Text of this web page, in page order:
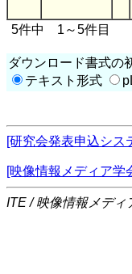
5件中 1～5件目
ダウンロード書式の
テキスト形式
[研究会発表申込シス
[映像情報メディア学
ITE / 映像情報メディ